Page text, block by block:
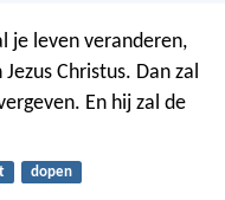
je leven veranderen,
Christus. Dan zal
En hij zal de
dopen